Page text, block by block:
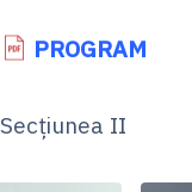
PROGRAM
Secțiunea II